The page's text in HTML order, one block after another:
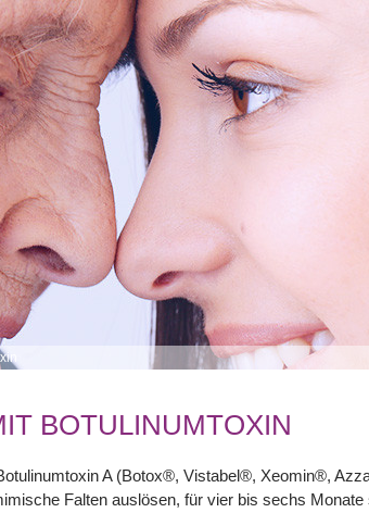
BOTULINUMTOXIN
A (Botox®, Vistabel®, Xeomin®,
Falten auslösen, für vier bis sechs Monate